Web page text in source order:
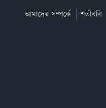
আমাদের সম্পর্কে শর্তাবলি